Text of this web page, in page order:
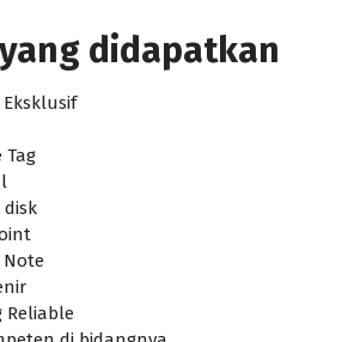
didapatkan
Tag
disk
Note
Reliable